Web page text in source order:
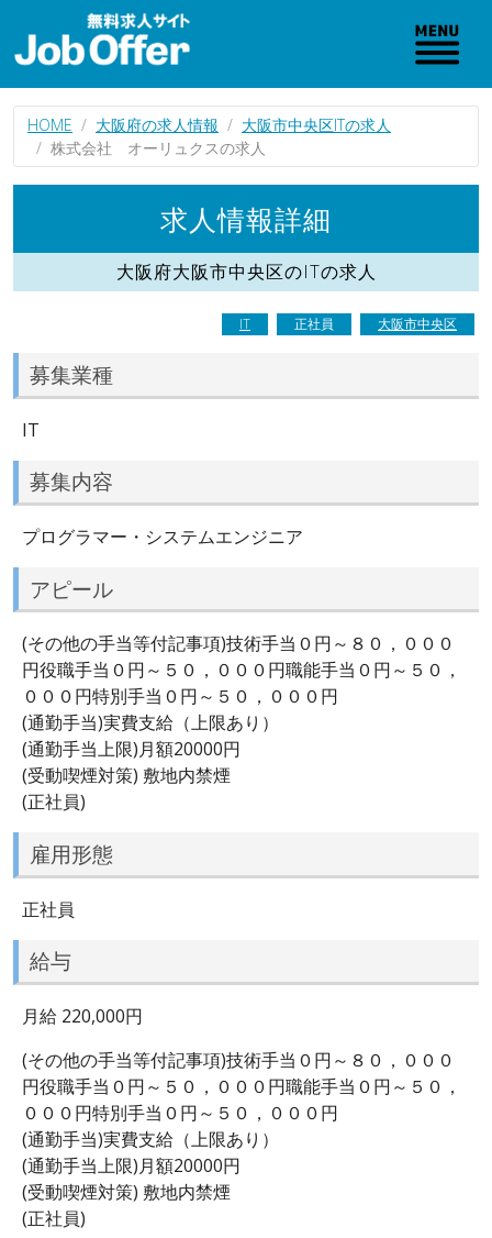
HOME 大阪府の求人情報
大阪市中央区ITの求人
株式会社 オーリュクスの求人
求人情報詳細
大阪府大阪市中央区のITの求人
IT 正社員 大阪市中央区
募集業種
IT
募集内容
プログラマー・システムエンジニア
アピール
(その他の手当等付記事項)技術手当０円～８０，０００
円役職手当０円～５０，０００円職能手当０円～５０，
０００円特別手当０円～５０，０００円
(通勤手当)実費支給（上限あり）
(通勤手当上限)月額20000円
(受動喫煙対策) 敷地内禁煙
(正社員)
雇用形態
正社員
給与
月給 220,000円
(その他の手当等付記事項)技術手当０円～８０，０００
円役職手当０円～５０，０００円職能手当０円～５０，
０００円特別手当０円～５０，０００円
(通勤手当)実費支給（上限あり）
(通勤手当上限)月額20000円
(受動喫煙対策) 敷地内禁煙
(正社員)